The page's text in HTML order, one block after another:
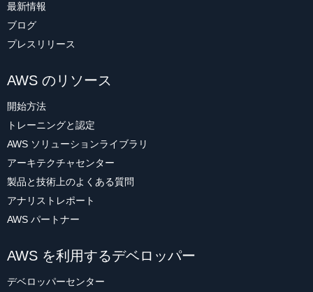
最新情報
ブログ
プレスリリース
AWS のリソース
開始方法
トレーニングと認定
AWS ソリューションライブラリ
アーキテクチャセンター
製品と技術上のよくある質問
アナリストレポート
AWS パートナー
AWS を利用するデベロッパー
デベロッパーセンター